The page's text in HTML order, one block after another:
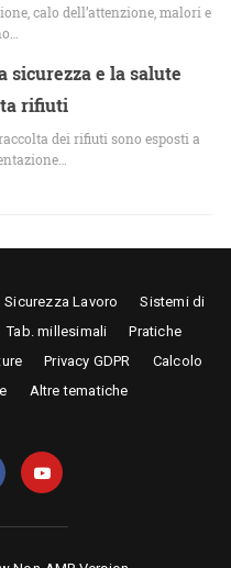
calo dell’attenzione, malori e
sicurezza e la salute
rifiuti
dei rifiuti sono esposti a
Sicurezza Lavoro
Sistemi di
Tab. millesimali
Pratiche
Privacy GDPR
Calcolo
Altre tematiche